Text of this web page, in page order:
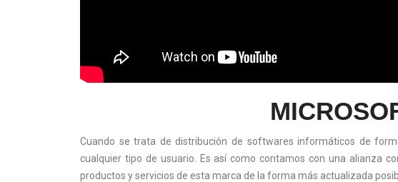
Cuando se trata de distribución de softwares informáticos de
cualquier tipo de usuario. Es así como contamos con una alianza
productos y servicios de esta marca de la forma más actualizada